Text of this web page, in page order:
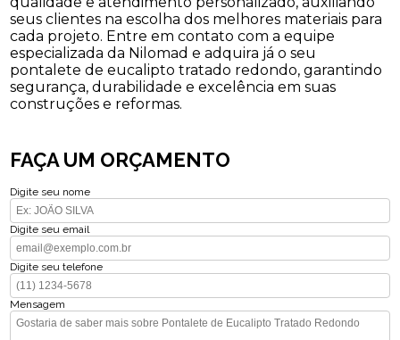
seus clientes na escolha dos melhores materiais para
cada projeto. Entre em contato com a equipe
especializada da Nilomad e adquira já o seu
pontalete de eucalipto tratado redondo, garantindo
segurança, durabilidade e excelência em suas
construções e reformas.
FAÇA UM ORÇAMENTO
Digite seu nome
Digite seu email
Digite seu telefone
Mensagem